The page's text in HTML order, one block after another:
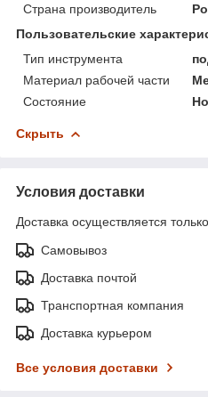
Страна производитель
Пользовательские
Тип инструмента
Материал рабочей части
Состояние
Скрыть
Условия доставки
Доставка осуществляется
Самовывоз
Доставка почтой
Транспортная компания
Доставка курьером
Все условия доставки